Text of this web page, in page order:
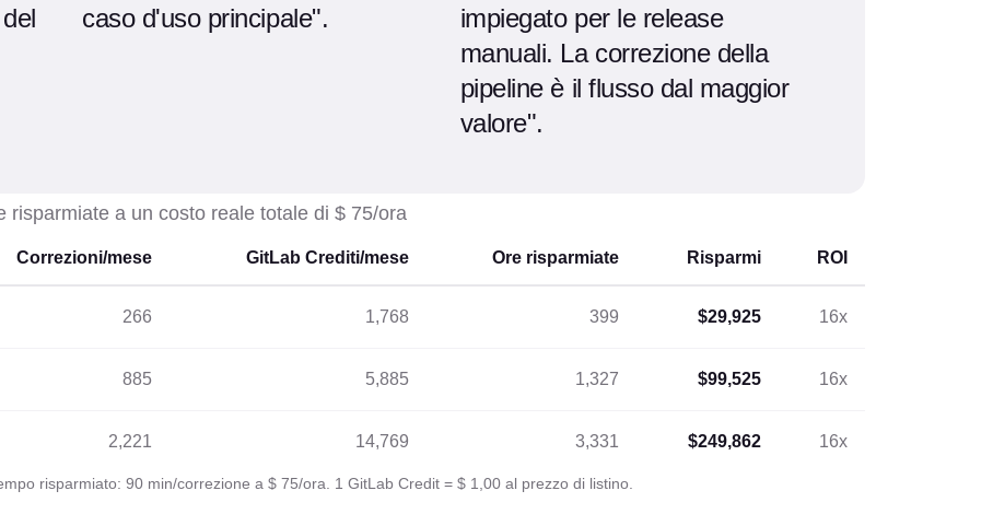
caso d'uso principale".
impiegato per le release
manuali. La correzione della
pipeline è il flusso dal maggior
valore".
risparmiate a un costo reale totale di $ 75/ora
Correzioni/mese GitLab Crediti/mese Ore risparmiate Risparmi ROI
266 1,768 399 $29,925 16x
885 5,885 1,327 $99,525 16x
2,221 14,769 3,331 $249,862 16x
risparmiato: 90 min/correzione a $ 75/ora. 1 GitLab Credit = $ 1,00 al prezzo di listino.